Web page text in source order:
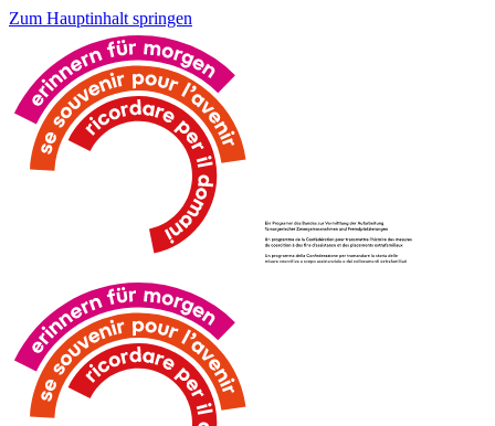
Zum Hauptinhalt springen